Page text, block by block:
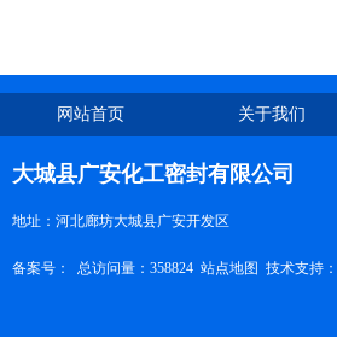
网站首页 关于我们
大城县广安化工密封有限公司
地址：河北廊坊大城县广安开发区
备案号： 总访问量：358824 站点地图 技术支持：